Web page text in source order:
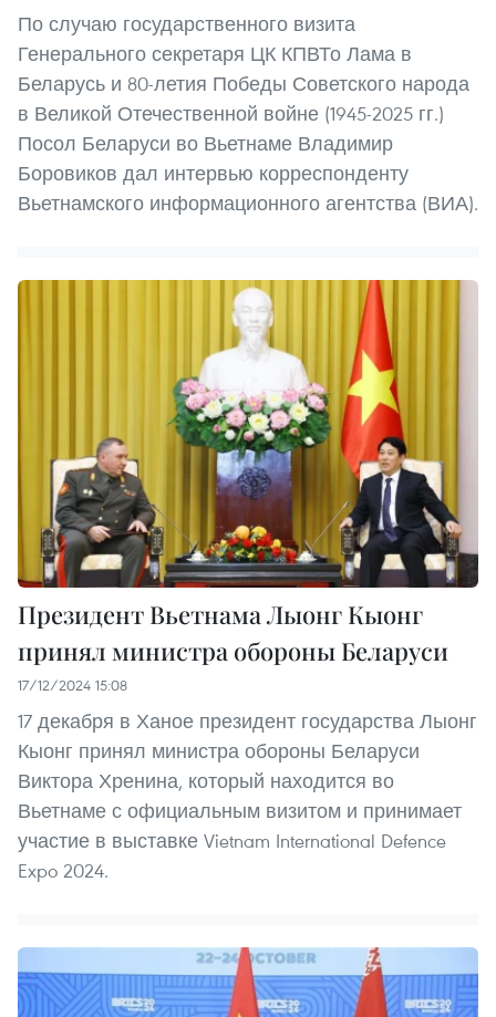
По случаю государственного визита
Генерального секретаря ЦК КПВТо Лама в
Беларусь и 80-летия Победы Советского народа
в Великой Отечественной войне (1945-2025 гг.)
Посол Беларуси во Вьетнаме Владимир
Боровиков дал интервью корреспонденту
Вьетнамского информационного агентства (ВИА).
Президент Вьетнама Лыонг Кыонг
принял министра обороны Беларуси
17/12/2024 15:08
17 декабря в Ханое президент государства Лыонг
Кыонг принял министра обороны Беларуси
Виктора Хренина, который находится во
Вьетнаме с официальным визитом и принимает
участие в выставке Vietnam International Defence
Expo 2024.